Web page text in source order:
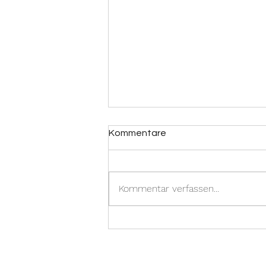
Kommentare
Kommentar verfassen...